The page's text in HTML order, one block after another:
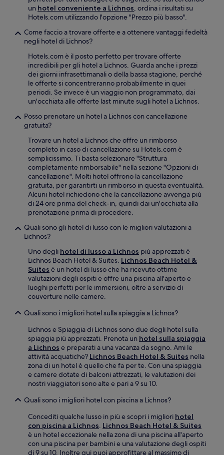
un hotel conveniente a Lichnos, ordina i risultati su
Hotels.com utilizzando l'opzione "Prezzo più basso".
Come faccio a trovare offerte e a ottenere vantaggi fedeltà
negli hotel di Lichnos?
Hotels.com è il posto perfetto per trovare offerte
incredibili per gli hotel a Lichnos. Guarda anche i prezzi
dei giorni infrasettimanali o della bassa stagione, perché
le offerte si concentreranno probabilmente in quei
periodi. Se invece è un viaggio non programmato, dai
un'occhiata alle offerte last minute sugli hotel a Lichnos.
Posso prenotare un hotel a Lichnos con cancellazione
gratuita?
Trovare un hotel a Lichnos che offre un rimborso
completo in caso di cancellazione su Hotels.com è
semplicissimo. Ti basta selezionare "Struttura
completamente rimborsabile" nella sezione "Opzioni di
cancellazione". Molti hotel offrono la cancellazione
gratuita, per garantirti un rimborso in questa eventualità.
Alcuni hotel richiedono che la cancellazione avvenga più
di 24 ore prima del check-in, quindi dai un'occhiata alla
prenotazione prima di procedere.
Quali sono gli hotel di lusso con le migliori valutazioni a
Lichnos?
Uno degli hotel di lusso a Lichnos più apprezzati è
Lichnos Beach Hotel & Suites. Lichnos Beach Hotel &
Suites è un hotel di lusso che ha ricevuto ottime
valutazioni degli ospiti e offre una piscina all'aperto e
luoghi perfetti per le immersioni, oltre a servizio di
couverture nelle camere.
Quali sono i migliori hotel sulla spiaggia a Lichnos?
Lichnos e Spiaggia di Lichnos sono due degli hotel sulla
spiaggia più apprezzati. Prenota un hotel sulla spiaggia
a Lichnos e preparati a una vacanza da sogno. Ami le
attività acquatiche? Lichnos Beach Hotel & Suites nella
zona di un hotel è quello che fa per te. Con una spiaggia
e camere dotate di balconi attrezzati, le valutazioni dei
nostri viaggiatori sono alte e pari a 9 su 10.
Quali sono i migliori hotel con piscina a Lichnos?
Concediti qualche lusso in più e scopri i migliori hotel
con piscina a Lichnos. Lichnos Beach Hotel & Suites
è un hotel eccezionale nella zona di una piscina all'aperto
con una piscina per bambini e una valutazione degli ospiti
di 9 su 10. Inoltre qui puoi approfittare al massimo di